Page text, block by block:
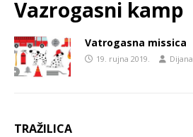
Vazrogasni kamp
Vatrogasna missica
19. rujna 2019. Dijana
TRAŽILICA